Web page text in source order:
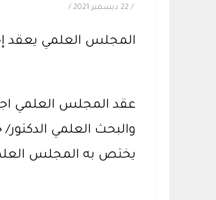
/ 22 ديسمبر 2021 /
المجلس العلمي يعقد
والبحث العلمي
يختص به المجلس